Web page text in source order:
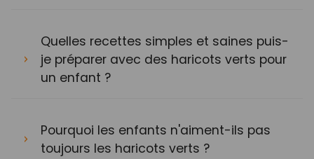
Quelles recettes simples et saines puis-
je préparer avec des haricots verts pour
un enfant ?
Pourquoi les enfants n'aiment-ils pas
toujours les haricots verts ?